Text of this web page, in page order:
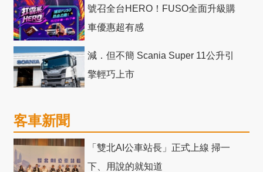
號召全台HERO！FUSO全面升級購
車優惠超有感
減．但不簡 Scania Super 11公升引
擎輕巧上市
客車新聞
「雙北AI公車站長」正式上線 掃一
下、用說的就知道